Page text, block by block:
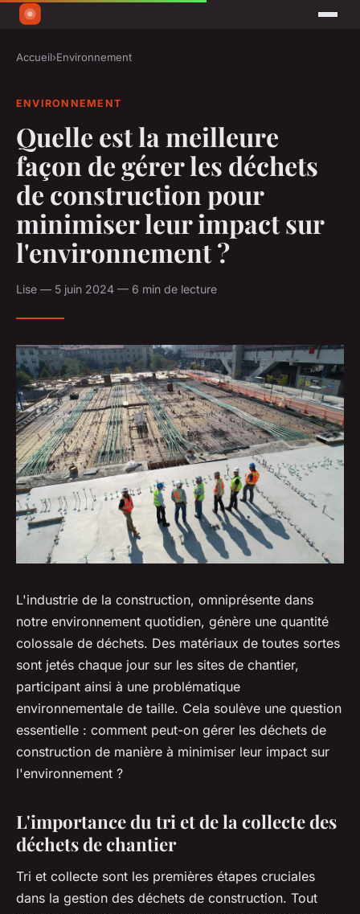
Accueil›Environnement
ENVIRONNEMENT
Quelle est la meilleure
façon de gérer les déchets
de construction pour
minimiser leur impact sur
l'environnement ?
Lise — 5 juin 2024 — 6 min de lecture
L'industrie de la construction, omniprésente dans
notre environnement quotidien, génère une quantité
colossale de déchets. Des matériaux de toutes sortes
sont jetés chaque jour sur les sites de chantier,
participant ainsi à une problématique
environnementale de taille. Cela soulève une question
essentielle : comment peut-on gérer les déchets de
construction de manière à minimiser leur impact sur
l'environnement ?
L'importance du tri et de la collecte des
déchets de chantier
Tri et collecte sont les premières étapes cruciales
dans la gestion des déchets de construction. Tout